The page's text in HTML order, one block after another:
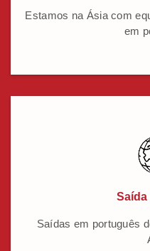
Estamos na Ásia com
em
Saída
Saídas em português